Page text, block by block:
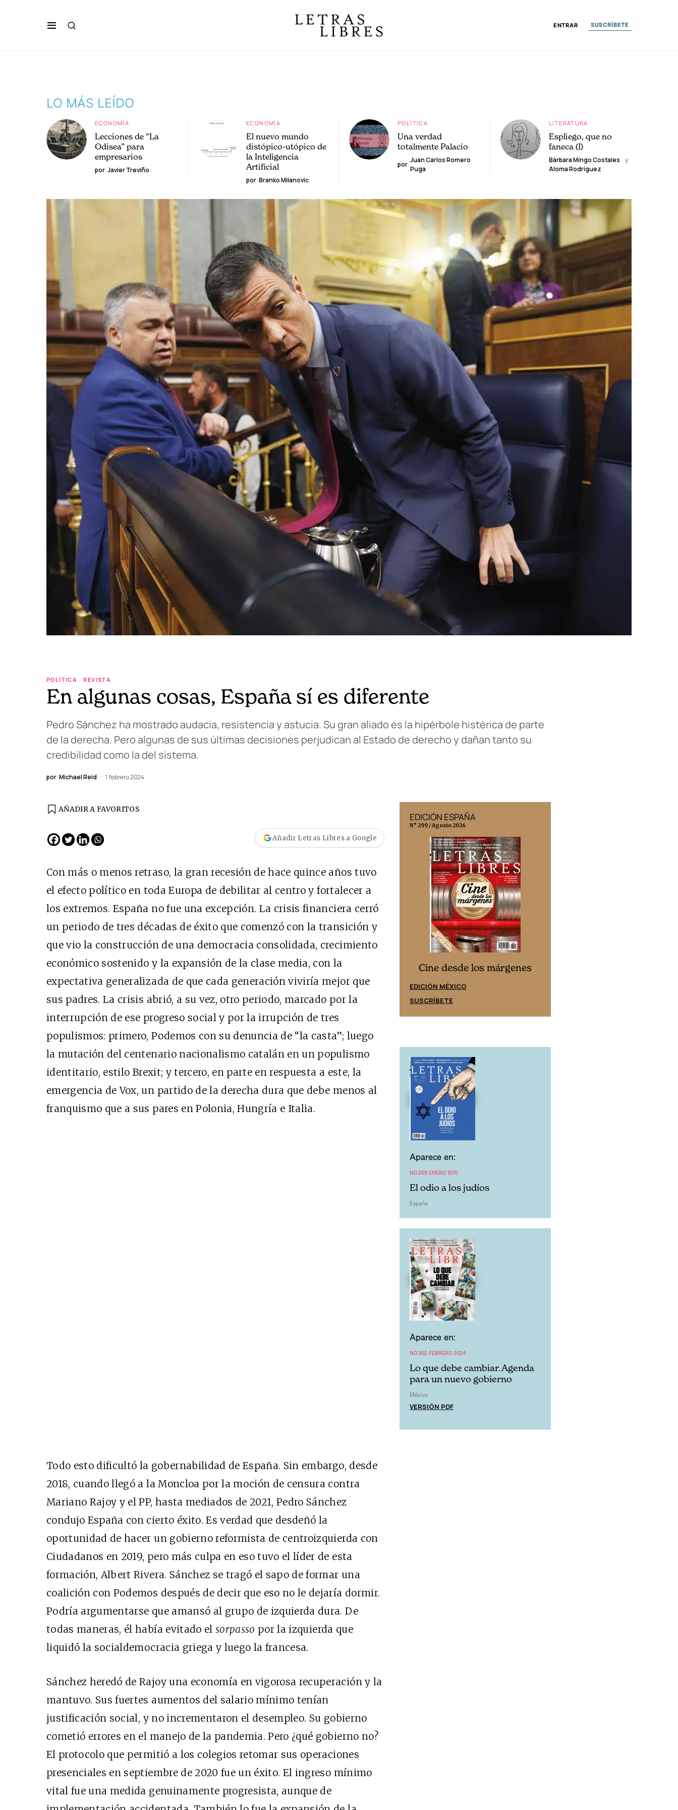
ENTRAR SUSCRÍBETE
LO MÁS LEÍDO
ECONOMÍA
Lecciones de “La
Odisea” para
empresarios
por Javier Treviño
ECONOMÍA
El nuevo mundo
distópico-utópico de
la Inteligencia
Artificial
por Branko Milanovic
POLÍTICA
Una verdad
totalmente Palacio
por
Juan Carlos Romero
Puga
LITERATURA
Espliego, que no
faneca (I)
Bárbara Mingo Costales
y
Aloma Rodríguez
POLÍTICA REVISTA
En algunas cosas, España sí es diferente
Pedro Sánchez ha mostrado audacia, resistencia y astucia. Su gran aliado es la hipérbole histérica de parte
de la derecha. Pero algunas de sus últimas decisiones perjudican al Estado de derecho y dañan tanto su
credibilidad como la del sistema.
por Michael Reid 1 febrero 2024
AÑADIR A FAVORITOS
Añadir Letras Libres a Google
Con más o menos retraso, la gran recesión de hace quince años tuvo
el efecto político en toda Europa de debilitar al centro y fortalecer a
los extremos. España no fue una excepción. La crisis financiera cerró
un periodo de tres décadas de éxito que comenzó con la transición y
que vio la construcción de una democracia consolidada, crecimiento
económico sostenido y la expansión de la clase media, con la
expectativa generalizada de que cada generación viviría mejor que
sus padres. La crisis abrió, a su vez, otro periodo, marcado por la
interrupción de ese progreso social y por la irrupción de tres
populismos: primero, Podemos con su denuncia de “la casta”; luego
la mutación del centenario nacionalismo catalán en un populismo
identitario, estilo Brexit; y tercero, en parte en respuesta a este, la
emergencia de Vox, un partido de la derecha dura que debe menos al
franquismo que a sus pares en Polonia, Hungría e Italia.
Todo esto dificultó la gobernabilidad de España. Sin embargo, desde
2018, cuando llegó a la Moncloa por la moción de censura contra
Mariano Rajoy y el PP, hasta mediados de 2021, Pedro Sánchez
condujo España con cierto éxito. Es verdad que desdeñó la
oportunidad de hacer un gobierno reformista de centroizquierda con
Ciudadanos en 2019, pero más culpa en eso tuvo el líder de esta
formación, Albert Rivera. Sánchez se tragó el sapo de formar una
coalición con Podemos después de decir que eso no le dejaría dormir.
Podría argumentarse que amansó al grupo de izquierda dura. De
todas maneras, él había evitado el sorpasso por la izquierda que
liquidó la socialdemocracia griega y luego la francesa.
Sánchez heredó de Rajoy una economía en vigorosa recuperación y la
mantuvo. Sus fuertes aumentos del salario mínimo tenían
justificación social, y no incrementaron el desempleo. Su gobierno
cometió errores en el manejo de la pandemia. Pero ¿qué gobierno no?
El protocolo que permitió a los colegios retomar sus operaciones
presenciales en septiembre de 2020 fue un éxito. El ingreso mínimo
vital fue una medida genuinamente progresista, aunque de
Cine desde los márgenes
EDICIÓN MÉXICO
SUSCRÍBETE
Cine desde los márgenes
EDICIÓN ESPAÑA
SUSCRÍBETE
EDICIÓN ESPAÑA
N° 299 / Agosto 2026
Cine desde los márgenes
EDICIÓN MÉXICO
SUSCRÍBETE
Aparece en:
NO.269 ENERO 1970
El odio a los judíos
España
Aparece en:
NO.302 FEBRERO 2024
Lo que debe cambiar. Agenda
para un nuevo gobierno
México
VERSIÓN PDF